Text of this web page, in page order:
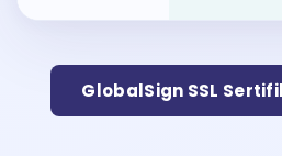
GlobalSign SSL